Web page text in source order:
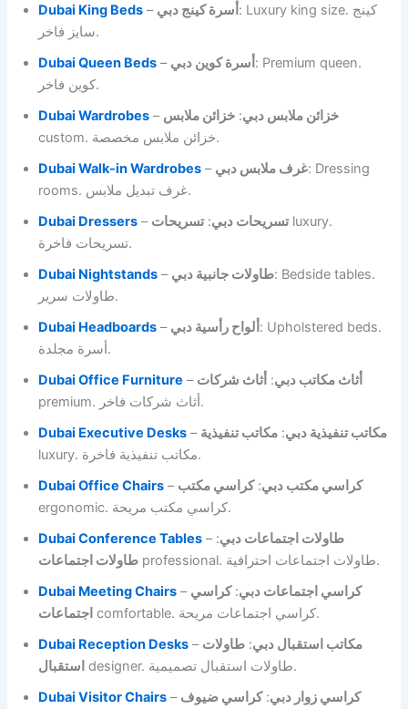
Dubai King Beds – أسرة كينج دبي : Luxury king size. كينج
سايز فاخر.
Dubai Queen Beds – أسرة كوين دبي : Premium queen.
كوين فاخر.
Dubai Wardrobes – خزائن ملابس دبي: خزائن ملابس
custom. خزائن ملابس مخصصة.
Dubai Walk-in Wardrobes – غرف ملابس دبي: Dressing
rooms. غرف تبديل ملابس.
Dubai Dressers – تسريحات دبي:تسريحات
luxury.
تسريحات فاخرة.
Dubai Nightstands – طاولات جانبية دبي: Bedside tables.
طاولات سرير.
Dubai Headboards – ألواح رأسية دبي : Upholstered beds.
أسرة مجلدة.
Dubai Office Furniture – أثاث مكاتب دبي: أثاث شركات
premium. أثاث شركات فاخر.
Dubai Executive Desks – مكاتب تنفيذية دبي: مكاتب تنفيذية
luxury. مكاتب تنفيذية فاخرة.
Dubai Office Chairs – كراسي مكتب دبي:كراسي مكتب
ergonomic. كراسي مكتب مريحة.
Dubai Conference Tables – طاولات اجتماعات دبي:
طاولات اجتماعات
professional. طاولات اجتماعات احترافية.
Dubai Meeting Chairs – كراسي اجتماعات دبي:كراسي
اجتماعات
comfortable. كراسي اجتماعات مريحة.
Dubai Reception Desks – مكاتب استقبال دبي: طاولات
استقبال
designer. طاولات استقبال تصميمية.
Dubai Visitor Chairs – كراسي زوار دبي:كراسي ضيوف